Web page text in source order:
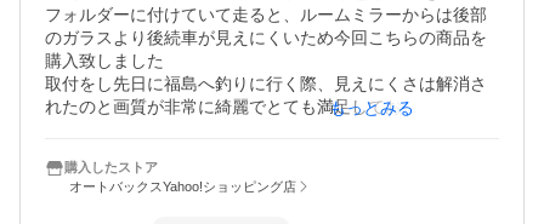
フォルダーに付けていて走ると、ルームミラーからは後部
のガラスより後続車が見えにくいため今回こちらの商品を
購入致しました
取付をし先日に福島へ釣りに行く際、見えにくさは解消さ
れたのと画質が非常に綺麗でとても満足しております。
もっとみる
購入したストア
オートバックスYahoo!ショッピング店